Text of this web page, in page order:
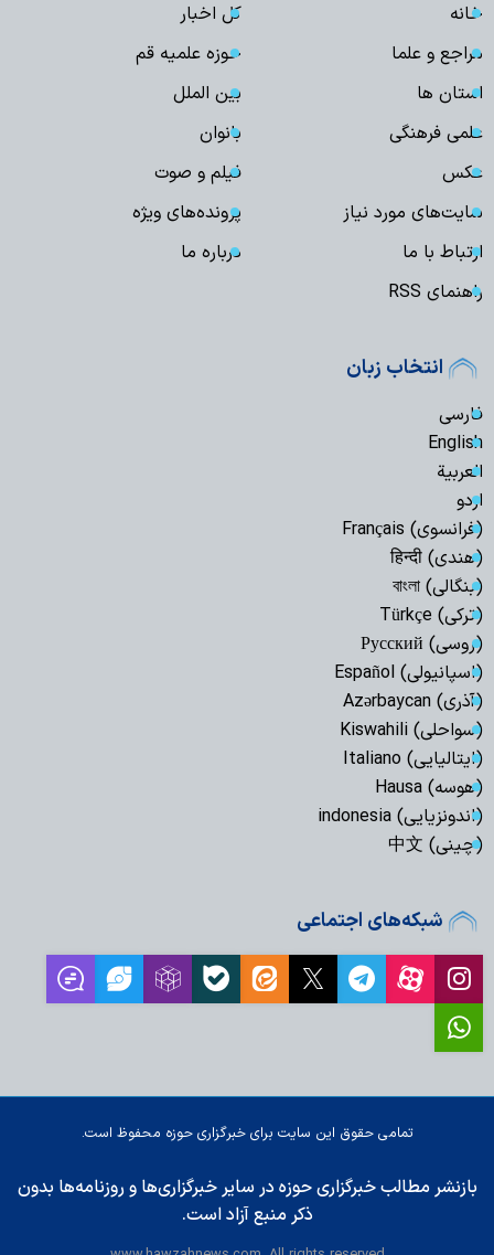
خانه
کل اخبار
مراجع و علما
حوزه علمیه قم
استان ها
بین الملل
علمی فرهنگی
بانوان
عکس
فیلم و صوت
سایت‌های مورد نیاز
پرونده‌های ویژه
ارتباط با ما
درباره ما
راهنمای RSS
انتخاب زبان
فارسی
English
العربیة
اردو
(فرانسوی) Français
(هندی) हिन्दी
(بنگالی) বাংলা
(ترکی) Türkçe
(روسی) Русский
(اسپانیولی) Español
(آذری) Azərbaycan
(سواحلی) Kiswahili
(ایتالیایی) Italiano
(هوسه) Hausa
(اندونزیایی) indonesia
(چینی) 中文
شبکه‌های اجتماعی
تمامی حقوق این سایت برای خبرگزاری حوزه محفوظ است.
بازنشر مطالب خبرگزاری حوزه در سایر خبرگزاری‌ها و روزنامه‌ها بدون
ذکر منبع آزاد است.